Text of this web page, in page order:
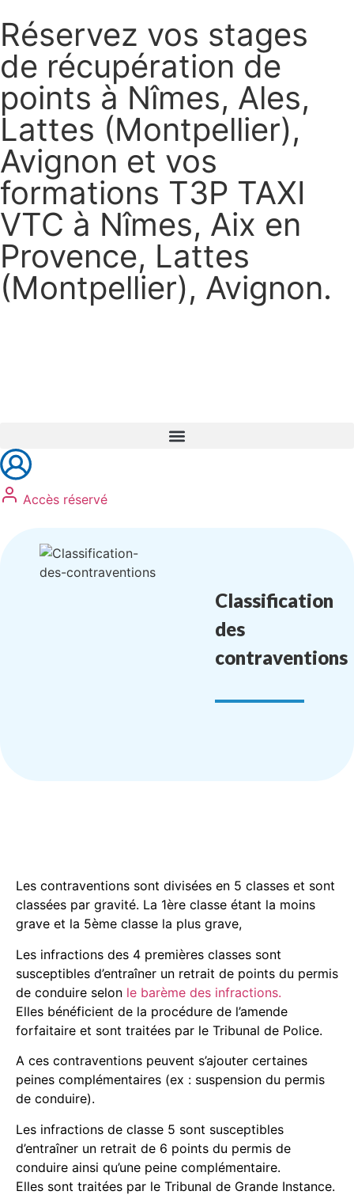
Réservez vos stages
de récupération de
points à Nîmes, Ales,
Lattes (Montpellier),
Avignon et vos
formations T3P TAXI
VTC à Nîmes, Aix en
Provence, Lattes
(Montpellier), Avignon.
Accès réservé
Classification
des
contraventions
Les contraventions sont divisées en 5 classes et sont
classées par gravité. La 1ère classe étant la moins
grave et la 5ème classe la plus grave,
Les infractions des 4 premières classes sont
susceptibles d’entraîner un retrait de points du permis
de conduire selon le barème des infractions.
Elles bénéficient de la procédure de l’amende
forfaitaire et sont traitées par le Tribunal de Police.
A ces contraventions peuvent s’ajouter certaines
peines complémentaires (ex : suspension du permis
de conduire).
Les infractions de classe 5 sont susceptibles
d’entraîner un retrait de 6 points du permis de
conduire ainsi qu’une peine complémentaire.
Elles sont traitées par le Tribunal de Grande Instance.